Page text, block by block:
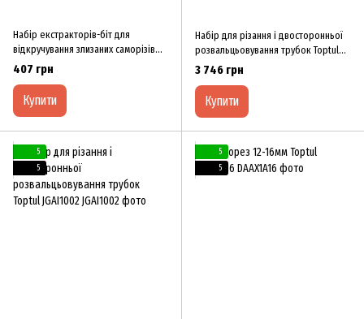
Набір екстракторів-біт для
відкручування злизаних саморізів
Toptul JGAW0301
407 грн
Купити
Набір для різання і двосторонньої
розвальцьовування трубок Toptul
JGAI1001
3 746 грн
Купити
5
5
5
5